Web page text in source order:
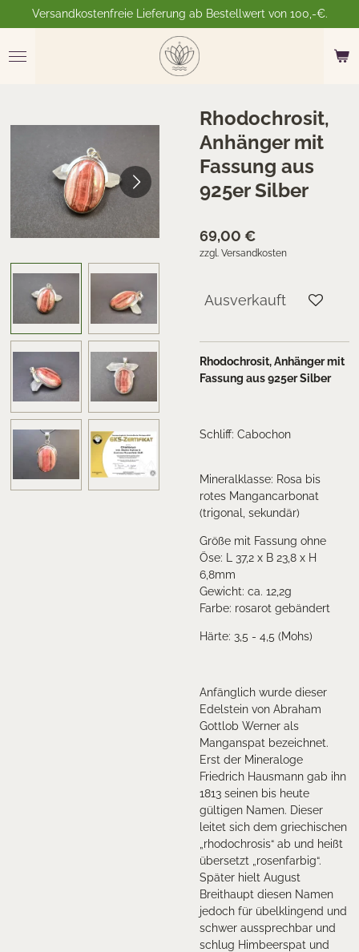
Hauptinhalt
springen
Versandkostenfreie Lieferung ab Bestellwert von 100,-€.
Rhodochrosit,
Anhänger mit
Fassung aus
925er Silber
69,00 €
zzgl. Versandkosten
Ausverkauft
Rhodochrosit, Anhänger mit
Fassung aus 925er Silber
Schliff: Cabochon
Mineralklasse: Rosa bis
rotes Mangancarbonat
(trigonal, sekundär)
Größe mit Fassung ohne
Öse: L 37,2 x B 23,8 x H
6,8mm
Gewicht: ca. 12,2g
Farbe: rosarot gebändert
Härte: 3,5 - 4,5 (Mohs)
Anfänglich wurde dieser
Edelstein von Abraham
Gottlob Werner als
Manganspat bezeichnet.
Erst der Mineraloge
Friedrich Hausmann gab ihn
1813 seinen bis heute
gültigen Namen. Dieser
leitet sich dem griechischen
„rhodochrosis“ ab und heißt
übersetzt „rosenfarbig“.
Später hielt August
Breithaupt diesen Namen
jedoch für übelklingend und
schwer aussprechbar und
schlug Himbeerspat und